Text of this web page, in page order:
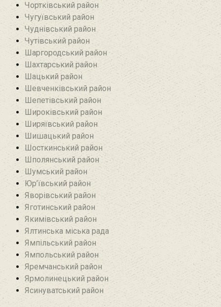
Чортківський район
Чугуївський район
Чуднівський район
Чутівський район
Шаргородський район
Шахтарський район‎
Шацький район
Шевченківський район
Шепетівський район
Широківський район
Ширяївський район
Шишацький район
Шосткинський район
Шполянський район
Шумський район
Юр’ївський район
Яворівський район
Яготинський район
Якимівський район
Ялтинська міська рада
Ямпільський район
Ямпольський район
Яремчанський район
Ярмолинецький район
Ясинуватський район